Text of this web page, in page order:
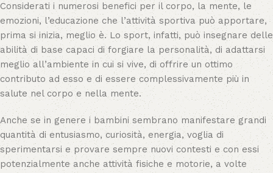
Considerati i numerosi benefici per il corpo, la mente, le
emozioni, l’educazione che l’attività sportiva può apportare,
prima si inizia, meglio è. Lo sport, infatti, può insegnare delle
abilità di base capaci di forgiare la personalità, di adattarsi
meglio all’ambiente in cui si vive, di offrire un ottimo
contributo ad esso e di essere complessivamente più in
salute nel corpo e nella mente.
Anche se in genere i bambini sembrano manifestare grandi
quantità di entusiasmo, curiosità, energia, voglia di
sperimentarsi e provare sempre nuovi contesti e con essi
potenzialmente anche attività fisiche e motorie, a volte